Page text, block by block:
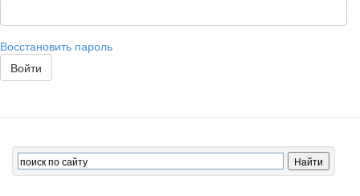
Восстановить пароль
Войти